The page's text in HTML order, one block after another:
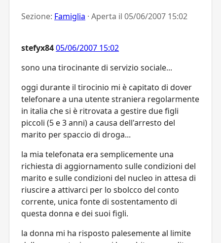
Sezione: Famiglia · Aperta il 05/06/2007 15:02
stefyx8405/06/2007 15:02
sono una tirocinante di servizio sociale...
oggi durante il tirocinio mi è capitato di dover
telefonare a una utente straniera regolarmente
in italia che si è ritrovata a gestire due figli
piccoli (5 e 3 anni) a causa dell'arresto del
marito per spaccio di droga...
la mia telefonata era semplicemente una
richiesta di aggiornamento sulle condizioni del
marito e sulle condizioni del nucleo in attesa di
riuscire a attivarci per lo sbolcco del conto
corrente, unica fonte di sostentamento di
questa donna e dei suoi figli.
la donna mi ha risposto palesemente al limite